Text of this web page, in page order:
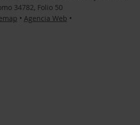
34782, Folio 50
• Agencia Web •